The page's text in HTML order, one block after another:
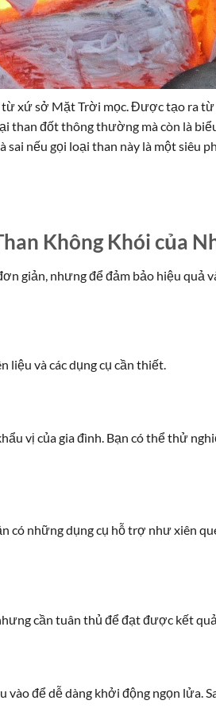
từ xứ sở Mặt Trời mọc. Được tạo ra
than đốt thông thường mà còn là
sai nếu gọi loại than này là một siêu
Không Khói của
giản, nhưng để đảm bảo hiệu quả
liệu và các dụng cụ cần thiết.
vị của gia đình. Bạn có thể thử
có những dụng cụ hỗ trợ như xiên
cần tuân thủ để đạt được kết
để dễ dàng khởi động ngọn lửa.